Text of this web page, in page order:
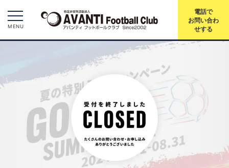
MENU
電話で
お問い合わ
せする